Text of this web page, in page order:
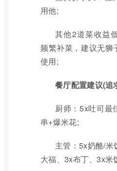
用他;
其他2道菜收益
频繁补菜，建议无狮
使用;
餐厅配置建议(追
厨师：5x吐司最
串+爆米花;
主管：5x奶酪/
大福、3x布丁、3x米